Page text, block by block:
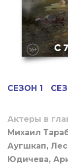
СЕЗОН 1
Актеры в
Михаил
Аугшкап,
Юдичева,